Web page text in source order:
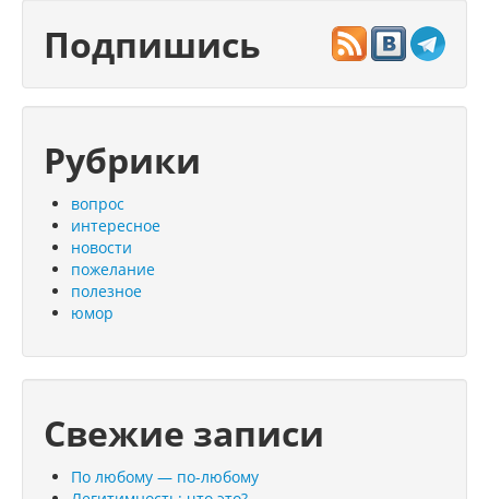
Подпишись
Рубрики
вопрос
интересное
новости
пожелание
полезное
юмор
Свежие записи
По любому — по-любому